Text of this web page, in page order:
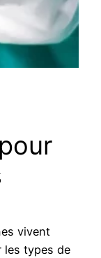
vivent
les types de